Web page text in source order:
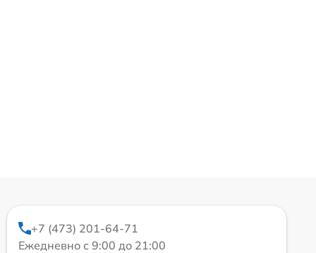
+7 (473) 201-64-71
Ежедневно с 9:00 до 21:00